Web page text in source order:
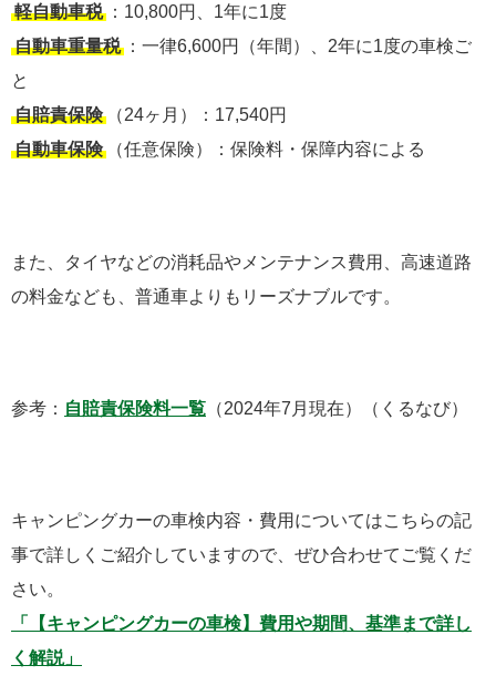
軽自動車税 ：10,800円、1年に1度
自動車重量税 ：一律6,600円（年間）、2年に1度の車検ご
と
自賠責保険
（24ヶ月）：17,540円
自動車保険
（任意保険）：保険料・保障内容による
また、タイヤなどの消耗品やメンテナンス費用、高速道路
の料金なども、普通車よりもリーズナブルです。
参考： 自賠責保険料一覧 （2024年7月現在）（くるなび）
キャンピングカーの車検内容・費用についてはこちらの記
事で詳しくご紹介していますので、ぜひ合わせてご覧くだ
さい。
「【キャンピングカーの車検】費用や期間、基準まで詳し
く解説」